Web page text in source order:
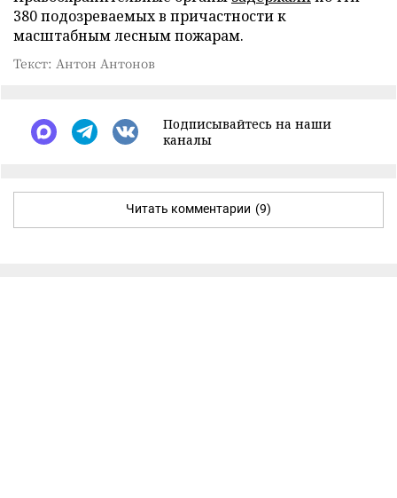
380 подозреваемых в причастности к
масштабным лесным пожарам.
Текст: Антон Антонов
Подписывайтесь на наши
каналы
Читать комментарии (9)